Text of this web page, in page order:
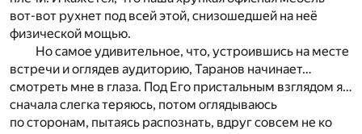
вот-вот рухнет под всей этой, снизошедшей на неё
физической мощью.
Но самое удивительное, что, устроившись на месте
встречи и оглядев аудиторию, Таранов начинает…
смотреть мне в глаза. Под Его пристальным взглядом я…
сначала слегка теряюсь, потом оглядываюсь
по сторонам, пытаясь распознать, вдруг совсем не ко